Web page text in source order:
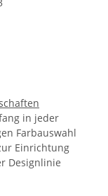
in jeder
Farbauswahl
Einrichtung
Designlinie